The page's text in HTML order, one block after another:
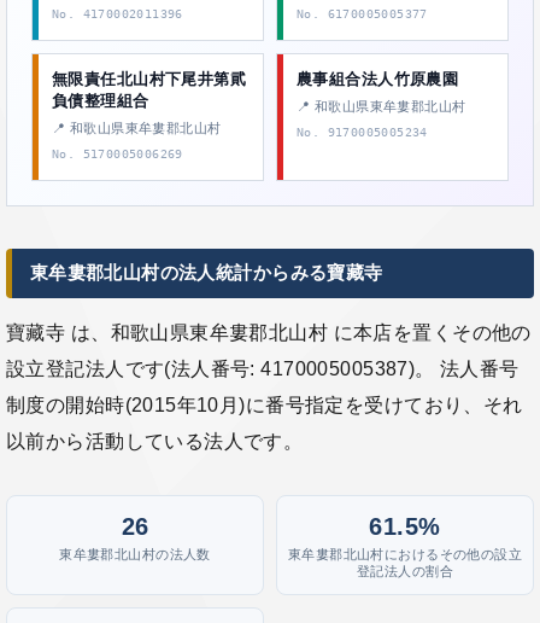
No. 4170002011396 No. 6170005005377
無限責任北山村下尾井第貮
負債整理組合
📍 和歌山県東牟婁郡北山村
No. 5170005006269
農事組合法人竹原農園
📍 和歌山県東牟婁郡北山村
No. 9170005005234
東牟婁郡北山村の法人統計からみる寶藏寺
寶藏寺 は、和歌山県東牟婁郡北山村 に本店を置くその他の
設立登記法人です(法人番号: 4170005005387)。 法人番号
制度の開始時(2015年10月)に番号指定を受けており、それ
以前から活動している法人です。
26
東牟婁郡北山村の法人数
61.5%
東牟婁郡北山村におけるその他の設立
登記法人の割合